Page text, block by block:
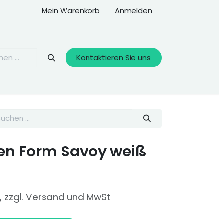
Mein Warenkorb Anmelden
Kontaktieren Sie uns
Form Savoy weiß
zzgl. Versand und MwSt